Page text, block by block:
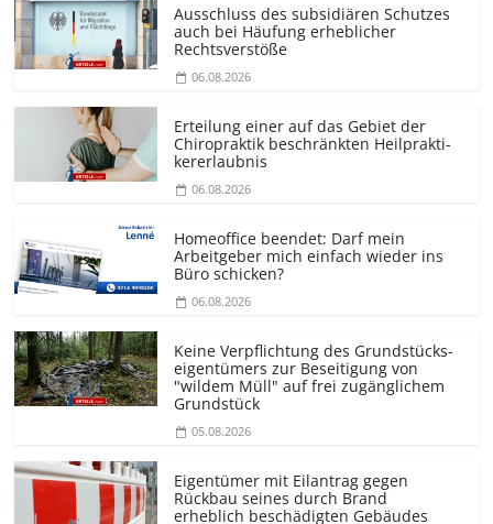
Ausschluss des subsidiären Schutzes
auch bei Häufung erheblicher
Rechtsverstöße
06.08.2026
Erteilung einer auf das Gebiet der
Chiropraktik beschränkten Heilprakti­
kererlaubnis
06.08.2026
Homeoffice beendet: Darf mein
Arbeitgeber mich einfach wieder ins
Büro schicken?
06.08.2026
Keine Verpflichtung des Grundstücks­
eigentümers zur Beseitigung von
"wildem Müll" auf frei zugänglichem
Grundstück
05.08.2026
Eigentümer mit Eilantrag gegen
Rückbau seines durch Brand
erheblich beschädigten Gebäudes